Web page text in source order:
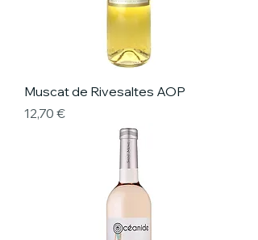
Muscat de Rivesaltes AOP
Prix
12,70 €